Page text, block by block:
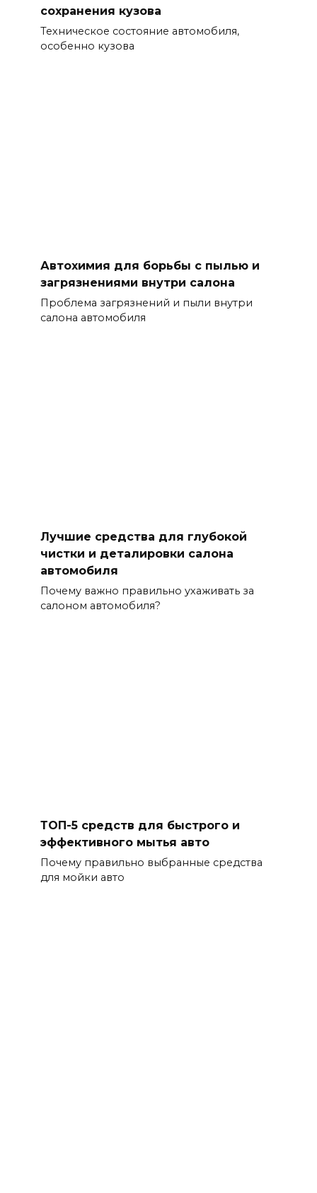
сохранения кузова
Техническое состояние автомобиля,
особенно кузова
Автохимия для борьбы с пылью и
загрязнениями внутри салона
Проблема загрязнений и пыли внутри
салона автомобиля
Лучшие средства для глубокой
чистки и деталировки салона
автомобиля
Почему важно правильно ухаживать за
салоном автомобиля?
ТОП-5 средств для быстрого и
эффективного мытья авто
Почему правильно выбранные средства
для мойки авто